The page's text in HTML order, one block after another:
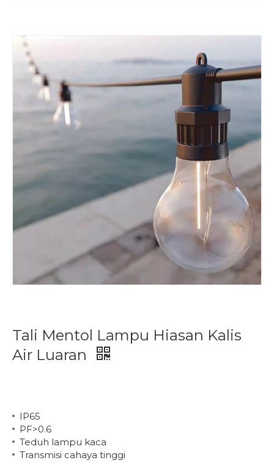
Tali Mentol Lampu Hiasan Kalis
Air Luaran
IP65
PF>0.6
Teduh lampu kaca
Transmisi cahaya tinggi